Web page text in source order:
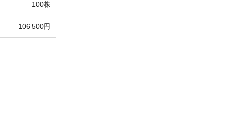
100株
106,500円